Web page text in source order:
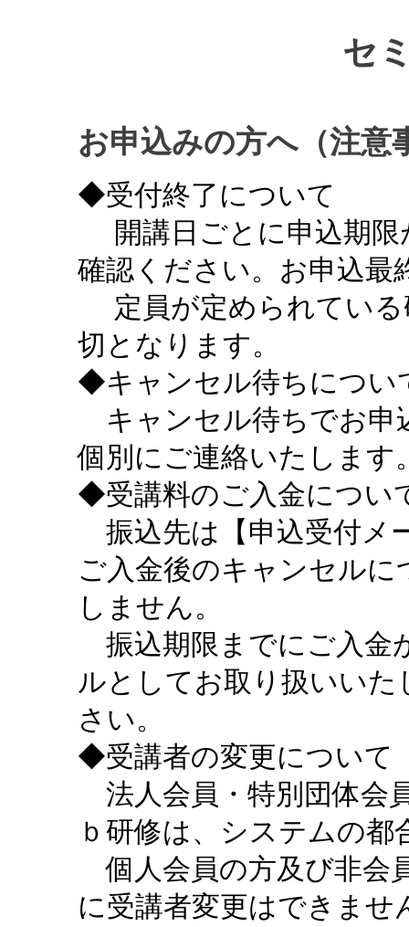
セ
お申込みの方へ（注意
◆受付終了について
開講日ごとに申込期限
確認ください。お申込最
定員が定められている
切となります。
◆キャンセル待ちについ
キャンセル待ちでお申
個別にご連絡いたします
◆受講料のご入金につい
振込先は【申込受付メ
ご入金後のキャンセル
しません。
振込期限までにご入金
ルとしてお取り扱いい
さい。
◆受講者の変更について
法人会員・特別団体会
ｂ研修は、システムの
個人会員の方及び非会
に受講者変更はできませ